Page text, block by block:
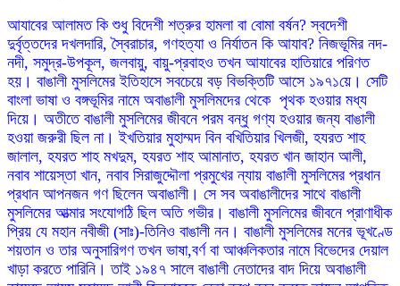
আযাবের আলামত কি শুধু বিদেশী শত্রুর হামলা বা বোমা বর্ষন? স্বদেশী
দুর্বৃত্তদের দখলদারি, স্বৈরাচার, গণহত্যা ও নির্যাতন কি আযাব? নিজভূমির নদ-
নদী, সমুদ্র-উপকূল, জলবায়ু, বায়ু-প্রবাহও তখন আযাবের হাতিয়ারে পরিণত
হয়। বাঙালী মুসলিমের ইতিহাসে সবচেয়ে বড় বিভক্তিটি আসে ১৯৭১য়ে। সেটি
বাংলা ভাষা ও বঙ্গভূমির নামে অবাঙালী মুসলিমদের থেকে পৃথক হওয়ার মধ্য
দিয়ে। অতীতে বাঙালী মুসলিমের জীবনে পরম বন্ধু গণ্য হওয়ার জন্য বাঙালী
হওয়া জরুরী ছিল না। ইখতিয়ার মুহাম্মদ বিন বখিতিয়ার খিলজী, হযরত শাহ
জালাল, হযরত শাহ মখদুম, হযরত শাহ আমানাত, হযরত খান জাহান আলী,
নবাব শায়েস্তা খান, নবাব সিরাজুদ্দৌলা প্রমুখের ন্যায় বাঙালী মুসলিমের প্রধান
প্রধান আপনজন গণ ছিলেন অবাঙালী। সে সব অবাঙালীদের সাথে বাঙালী
মুসলিমের আত্মার সংযোগঠি ছিল অতি গভীর। বাঙালী মুসলিমের জীবনে প্রাণাধীক
প্রিয় যে মহান নবীজী (সাঃ)-তিনিও বাঙালী নন। বাঙালী মুসলিমের মনের ভূখণ্ডে
শয়তান ও তার অনুসারিগণ তখন ভাষা,বর্ণ বা আঞ্চলিকতার নামে বিভেদের দেয়াল
খাড়া করতে পারিনি। তাই ১৯৪৭ সালে বাঙালী নেতাদের বাদ দিয়ে অবাঙালী